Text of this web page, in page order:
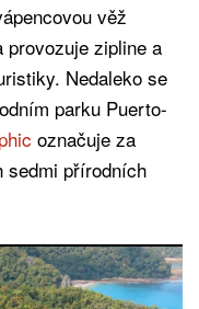
věž
zipline a
Nedaleko se
parku Puerto-
označuje za
sedmi přírodních